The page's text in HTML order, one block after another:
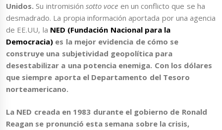
Unidos. Su intromisión sotto voce en un conflicto que se ha
desmadrado. La propia información aportada por una agencia
de EE.UU, la NED (Fundación Nacional para la
Democracia) es la mejor evidencia de cómo se
construye una subjetividad geopolítica para
desestabilizar a una potencia enemiga. Con los dólares
que siempre aporta el Departamento del Tesoro
norteamericano.
La NED creada en 1983 durante el gobierno de Ronald
Reagan se pronunció esta semana sobre la crisis,